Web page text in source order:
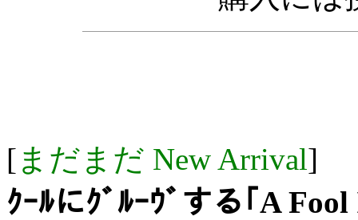
[まだまだ New Arrival]
ｸｰﾙにｸﾞﾙｰｳﾞする｢A